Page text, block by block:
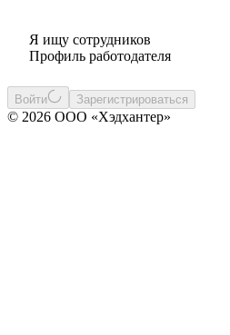
Я ищу сотрудников
Профиль работодателя
Войти Зарегистрироваться
© 2026 ООО «Хэдхантер»